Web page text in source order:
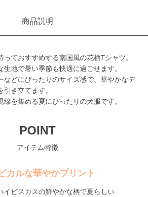
商品説明
ておすすめする南国風の花柄Tシャツ。
生地で暑い季節も快適に過ごせます。
などにぴったりのサイズ感で、華やかなデ
き立てます。
線を集める夏にぴったりの犬服です。
POINT
アイテム特徴
カルな華やかプリント
イビスカスの鮮やかな柄で夏らしい